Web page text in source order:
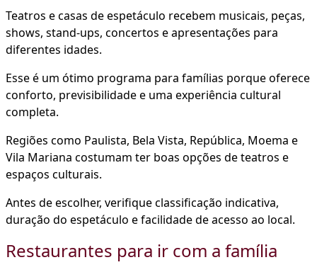
Teatros e casas de espetáculo recebem musicais, peças,
shows, stand-ups, concertos e apresentações para
diferentes idades.
Esse é um ótimo programa para famílias porque oferece
conforto, previsibilidade e uma experiência cultural
completa.
Regiões como Paulista, Bela Vista, República, Moema e
Vila Mariana costumam ter boas opções de teatros e
espaços culturais.
Antes de escolher, verifique classificação indicativa,
duração do espetáculo e facilidade de acesso ao local.
Restaurantes para ir com a família